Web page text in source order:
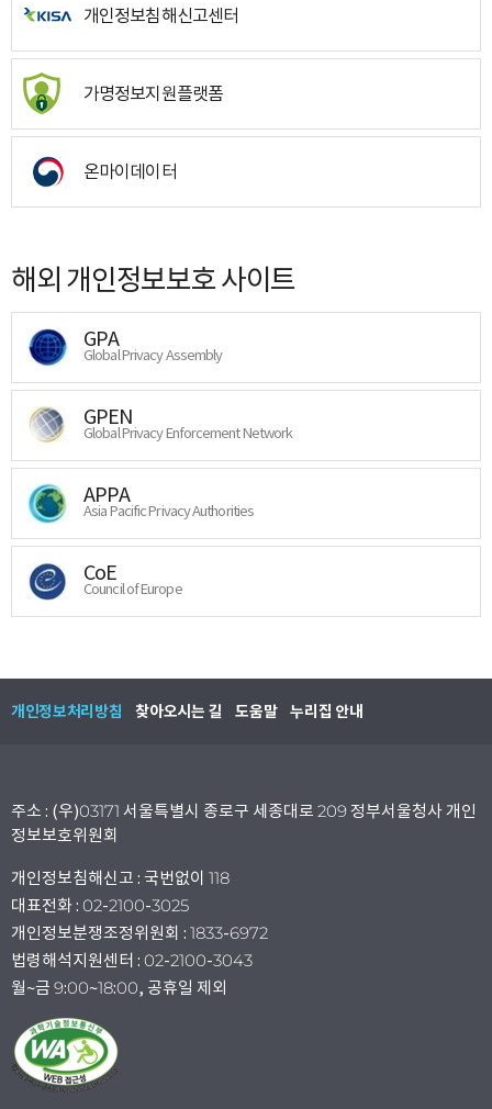
개인정보침해신고센터
가명정보지원플랫폼
온마이데이터
해외 개인정보보호 사이트
GPA
Global Privacy Assembly
GPEN
Global Privacy Enforcement Network
APPA
Asia Pacific Privacy Authorities
CoE
Council of Europe
개인정보처리방침 찾아오시는 길 도움말 누리집 안내
주소 : (우)03171 서울특별시 종로구 세종대로 209 정부서울청사 개인
정보보호위원회
개인정보침해신고 : 국번없이 118
대표전화 : 02-2100-3025
개인정보분쟁조정위원회 : 1833-6972
법령해석지원센터 : 02-2100-3043
월~금 9:00~18:00, 공휴일 제외